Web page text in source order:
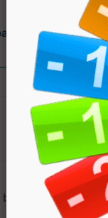
da € 22.49
sconto 10%
bisogno di aiuto?